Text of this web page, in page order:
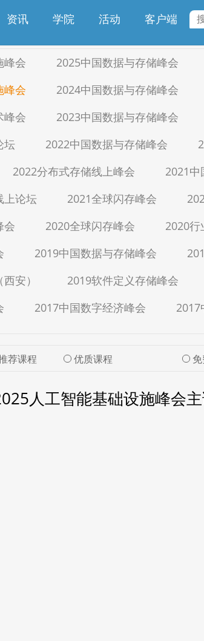
资讯 学院 活动 客户端
专题课程 讲师招募
峰会 2025中国数据与存储峰会
峰会
2024中国数据与存储峰会
峰会
2023中国数据与存储峰会
坛
2022中国数据与存储峰会
2022分布式存储线上峰会
2021中
上论坛
2021全球闪存峰会
会
2020全球闪存峰会
2020
2019中国数据与存储峰会
安）
2019软件定义存储峰会
2017中国数字经济峰会 2017
荐课程 优质课程
人工智能基础设施峰会